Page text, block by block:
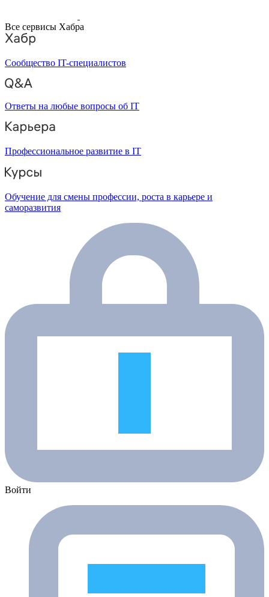
Все сервисы Хабра
Сообщество IT-специалистов
Ответы на любые вопросы об IT
Профессиональное развитие в IT
Обучение для смены профессии, роста в карьере и
саморазвития
Войти